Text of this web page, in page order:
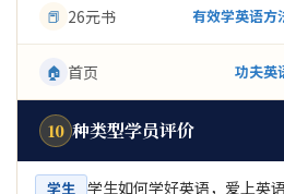
📕 26元书 有效学英语方
🏠 首页 功夫英
10 种类型学员评价
学生 学生如何学好英语，爱上英语